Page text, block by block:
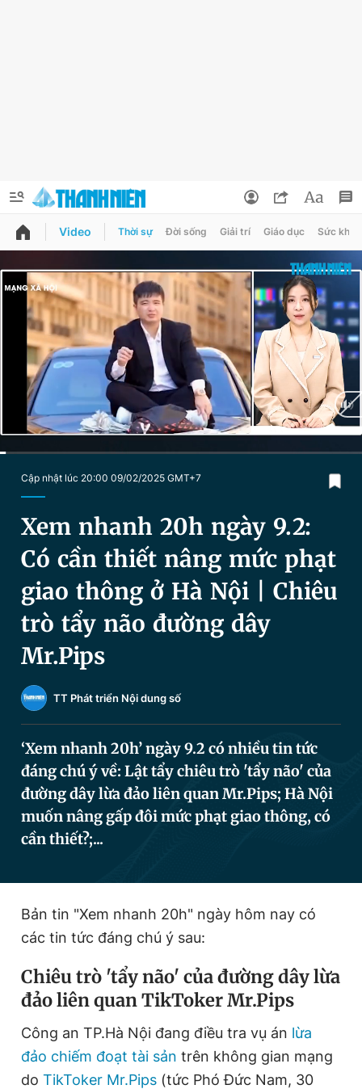
QUẢNG CÁO
Chuyên mục
Chuyên mục khác
Chào ngày mới Tin 24h
Video Magazine
Tiện ích Bạn cần biết
Thông tin tòa soạn
Đọc Thanh Niên trên điện thoại
0906 645 777
Liên hệ quảng cáo
0908 780 404
Đặt báo Quảng cáo RSS Tòa soạn Chính sách bảo
Tổng biên tập: Nguyễn Ngọc Toàn
Phó tổng biên tập thường trực: Hải Thành
Phó tổng biên tập: Lâm Hiếu Dũng
Phó tổng biên tập: Trần Việt Hưng
Tổng thư ký tòa soạn: Đức Trung
Thông tin tài khoản
Đổi mật khẩu
Tin đã lưu
Tin đã xem
Video Thời sự Đời sống Giải trí Giáo dục Sức khỏe
Cập nhật lúc 20:00 09/02/2025 GMT+7
Xem nhanh 20h ngày 9.2:
Có cần thiết nâng mức phạt
giao thông ở Hà Nội | Chiêu
trò tẩy não đường dây
Mr.Pips
TT Phát triển Nội dung số
‘Xem nhanh 20h’ ngày 9.2 có nhiều tin tức
đáng chú ý về: Lật tẩy chiêu trò 'tẩy não' của
đường dây lừa đảo liên quan Mr.Pips; Hà Nội
muốn nâng gấp đôi mức phạt giao thông, có
cần thiết?;...
Bản tin "Xem nhanh 20h" ngày hôm nay có
các tin tức đáng chú ý sau:
Chiêu trò 'tẩy não' của đường dây lừa
đảo liên quan TikToker Mr.Pips
Công an TP.Hà Nội đang điều tra vụ án lừa
đảo chiếm đoạt tài sản trên không gian mạng
do TikToker Mr.Pips (tức Phó Đức Nam, 30